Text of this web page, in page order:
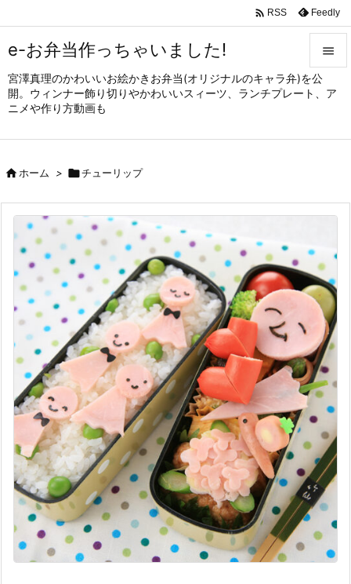
e-お弁当作っちゃいました!
宮澤真理のかわいいお絵かきお弁当(オリジナルのキャラ弁)を公
開。ウィンナー飾り切りやかわいいスィーツ、ランチプレート、ア
ニメや作り方動画も


メニュ
サイド

検索
 RSS Feedly
ホーム > チューリップ